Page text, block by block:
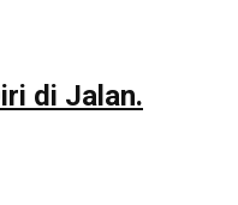
di Jalan.